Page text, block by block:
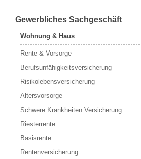
Gewerbliches Sachgeschäft
Wohnung & Haus
Rente & Vorsorge
Berufs­unfähigkeitsversicherung
Risikolebensversicherung
Altersvorsorge
Schwere Krankheiten Versicherung
Riesterrente
Basisrente
Rentenversicherung